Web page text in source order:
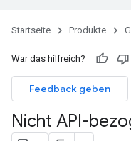
Startseite Produkte
War das hilfreich?
Feedback geben
Nicht API-